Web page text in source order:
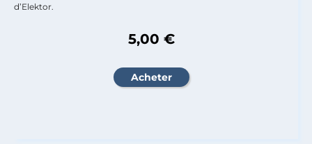
d’Elektor.
5,00 €